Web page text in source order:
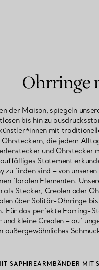
Ohrringe
der Maison, spiegeln
bis hin zu
mit
die jedem
und
Statement
zu finden sind – von
floralen Elementen.
als Stecker, Creolen oder
über Solitär-Ohrringe
Für das perfekte Earring-
kleine Creolen – auf
SAPHIREARMBÄNDER MIT